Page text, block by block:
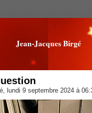
Jean-Jacques Birgé
lundi 9 septembre 2024 à